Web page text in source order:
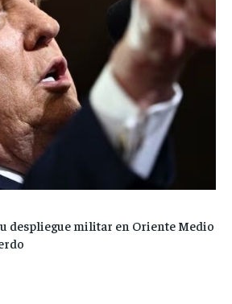
despliegue militar en Oriente Medio